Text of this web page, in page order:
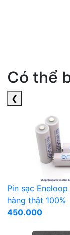
Có thể
❮
Pin sạc
hàng thật 100%
450.000